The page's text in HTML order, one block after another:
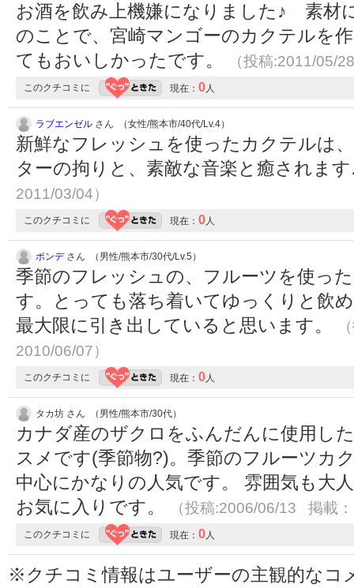
お酒を飲み上機嫌になりました♪ 素材
のことで、宮崎マンゴーのカクテルを
てもおいしかったです。
（投稿:2011/05/
このクチコミに 現在： 0人
ラブエンゼル さん （女性/熊本市/40代/Lv.4）
新鮮なフレッシュを使ったカクテルは
ターの拘りと、素敵な音楽と癒されま
2011/03/04）
このクチコミに 現在： 0人
ポンデさん （男性/熊本市/30代/Lv.5）
季節のフレッシュの、フルーツを使っ
す。とっても落ち着いてゆっくりと飲
最大限に引き出していると思います。
2010/06/07）
このクチコミに 現在： 0人
タカ坊 さん （男性/熊本市/30代）
カナダ産のザクロをふんだんに使用し
スメです(季節物?)。季節のフルーツカ
中心にかなりの人気です。 雰囲気も大
お気に入りです。
（投稿:2006/06/13 掲載
このクチコミに 現在： 0人
※クチコミ情報はユーザーの主観的なコ